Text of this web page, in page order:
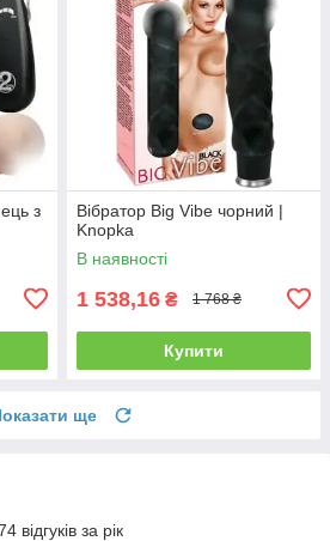
з
Вібратор Big Vibe чорний |
Knopka
В наявності
1 538,16 ₴ 1 768 ₴
Купити
ще
відгуків за рік